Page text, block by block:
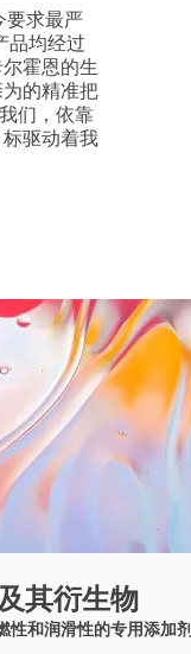
要求最严
品均经过
霍恩的生
的精准把
们，依靠
驱动着我
其衍生物
性和润滑性的专用添加剂